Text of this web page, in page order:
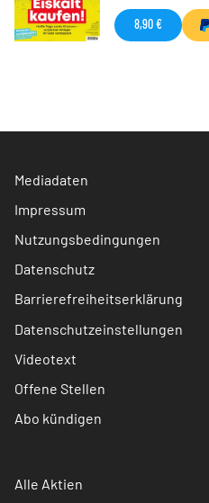
8,90 €
Mediadaten
Impressum
Nutzungsbedingungen
Datenschutz
Barrierefreiheitserklärung
Datenschutzeinstellungen
Videotext
Offene Stellen
Abo kündigen
Alle Aktien